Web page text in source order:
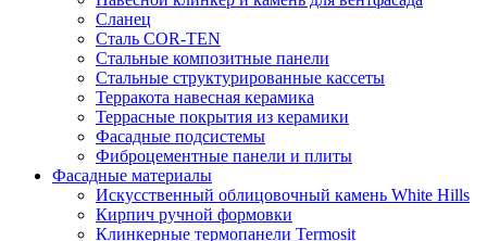
Сланец
Сталь COR-TEN
Стальные композитные панели
Стальные структурированные кассеты
Терракота навесная керамика
Террасные покрытия из керамики
Фасадные подсистемы
Фиброцементные панели и плиты
Фасадные материалы
Искусственный облицовочный камень White Hills
Кирпич ручной формовки
Клинкерные термопанели Termosit